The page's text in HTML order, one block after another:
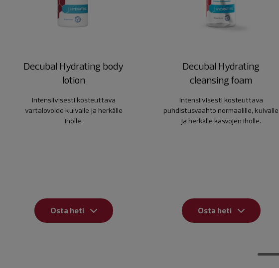
Decubal Hydrating body
lotion
Intensiivisesti kosteuttava
vartalovoide kuivalle ja herkälle
iholle.
Osta heti
Decubal Hydrating
cleansing foam
Intensiivisesti kosteuttava
puhdistusvaahto normaalille, kuivalle
ja herkälle kasvojen iholle.
Osta heti